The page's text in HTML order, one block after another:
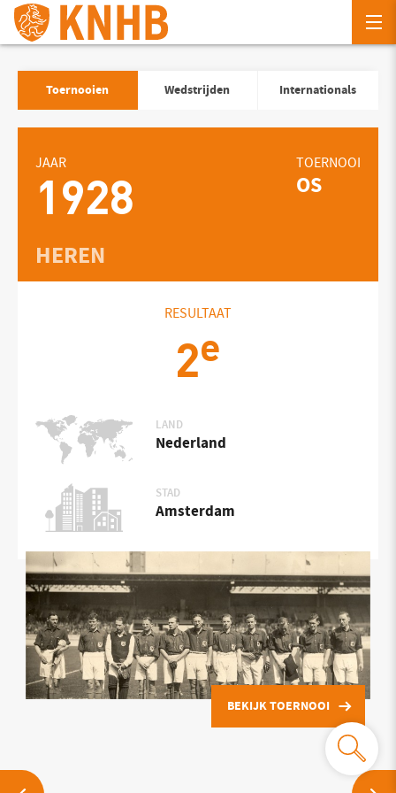
Toernooien Wedstrijden Internationals
JAAR
1928
TOERNOOI
OS
HEREN
RESULTAAT
2e
LAND
Nederland
STAD
Amsterdam
BEKIJK TOERNOOI